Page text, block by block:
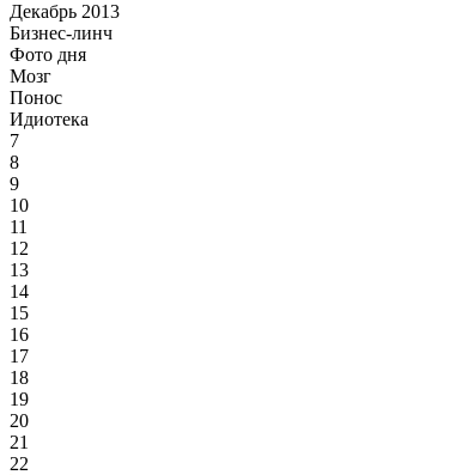
Декабрь 2013
Бизнес-линч
Фото дня
Мозг
Понос
Идиотека
7
8
9
10
11
12
13
14
15
16
17
18
19
20
21
22